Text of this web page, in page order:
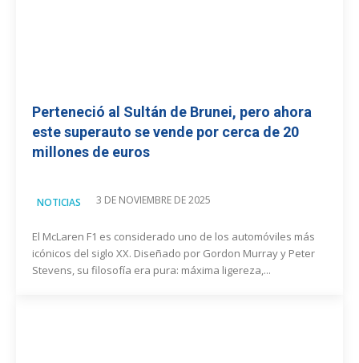
Perteneció al Sultán de Brunei, pero ahora
este superauto se vende por cerca de 20
millones de euros
NOTICIAS 3 DE NOVIEMBRE DE 2025
El McLaren F1 es considerado uno de los automóviles más
icónicos del siglo XX. Diseñado por Gordon Murray y Peter
Stevens, su filosofía era pura: máxima ligereza,...